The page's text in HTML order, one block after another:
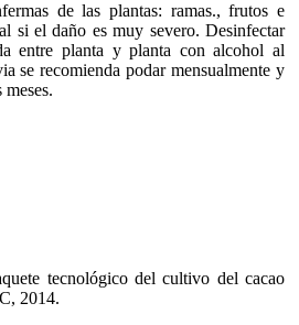
de las plantas: ramas., frutos e
si el daño es muy severo. Desinfectar
entre planta y planta con alcohol al
se recomienda podar mensualmente y
meses.
tecnológico del cultivo del cacao
2014.